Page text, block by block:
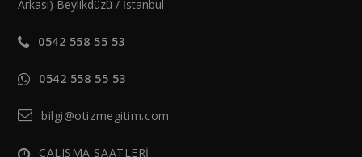
Arkası) Beylikdüzü / İstanbul
0542 558 55 53
0542 558 55 53
bilgi@otizmegitim.com
ÇALIŞMA SAATLERİ